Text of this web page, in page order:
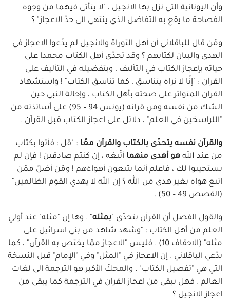
وأن اليونانية التي نزل بها الانجيل ، "لا يتأتى فيهما من وجوه
الفصاحة ما يقع به التفاضل الذي ينتهي الى حدّ الاعجاز" ؟
ومَن قال للباقلاني أن أهل التوراة والانجيل لم يدّعوا الاعجاز في
الهدى والبيان لكتابهم ؟ وقد تحدّى أهل الكتاب محمدا على
حياته بإعجاز الكتاب في التأليف ، وبتفضيله في التأليف على
القرآن : "إنّا لا نراه يتناسق ، كما تناسق الكتاب" ! واستشهاد
القرآن المتواتر على صحته بأهل الكتاب ، وإحالة النبي حين
الشك من نفسه ومن قرآنه (يونس 94 – 95) على أساتذته من
"اللراسخين في العلم" ، دلائل على اعجاز الكتاب قبل القرآن .
والقرآن نفسه يتحدّى بالكتاب والقرآن معًا : "قل : فأتوا بكتاب
من عند الله هو أهدى منهما أتّبعْه ، إن كنتم صادقين ! فإن لم
يستجيبوا لك ، فاعلم أنما يتبعون أهواءَهم ! ومَن أضلّ ممّن
اتبع هواه بغير هدى من الله ؟ إن الله لا يهدي القوم الظالمين"
(القصص 49 – 50) .
والقول الفصل أن القرآن يتحدّى "بمثله" . وها إن "مثله" عند أولي
العلم من أهل الكتاب : "وشهد شاهد من بني اسرائيل على
مثله" (الاحقاف 10) . فليس "الاعجاز ممّا يختص به القرآن" ، كما
يدّعي الباقلاني . إن الاعجاز في "المثل" وفي "الإمام" قبل النسخة
التي هي "تفصيل الكتاب" . والمحكّ الأكبر هو الترجمة الى لغات
العالم . فهل يبقى من اعجاز القرآن في الترجمة كما يبقى من
اعجاز الانجيل ؟